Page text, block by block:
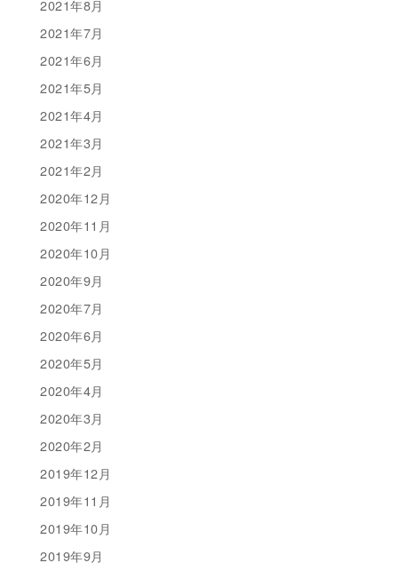
2021年8月
2021年7月
2021年6月
2021年5月
2021年4月
2021年3月
2021年2月
2020年12月
2020年11月
2020年10月
2020年9月
2020年7月
2020年6月
2020年5月
2020年4月
2020年3月
2020年2月
2019年12月
2019年11月
2019年10月
2019年9月